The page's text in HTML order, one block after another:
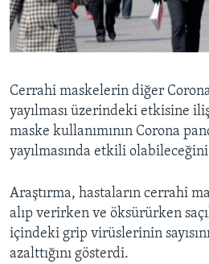
HAYATTAN
SANAT
BIZI TAKIP EDIN
Diller
Cerrahi maskelerin diğer
yayılması üzerindeki etkisine
maske kullanımının Corona
yayılmasında etkili
Araştırma, hastaların cerrahi
alıp verirken ve öksürürken
içindeki grip virüslerinin
azalttığını gösterdi.